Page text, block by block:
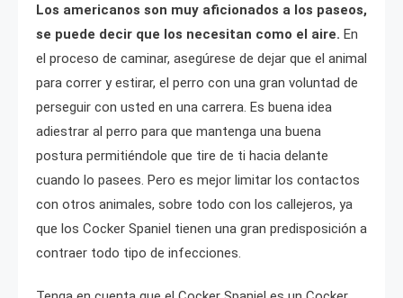
Los americanos son muy aficionados a los paseos,
se puede decir que los necesitan como el aire. En
el proceso de caminar, asegúrese de dejar que el animal
para correr y estirar, el perro con una gran voluntad de
perseguir con usted en una carrera. Es buena idea
adiestrar al perro para que mantenga una buena
postura permitiéndole que tire de ti hacia delante
cuando lo pasees. Pero es mejor limitar los contactos
con otros animales, sobre todo con los callejeros, ya
que los Cocker Spaniel tienen una gran predisposición a
contraer todo tipo de infecciones.